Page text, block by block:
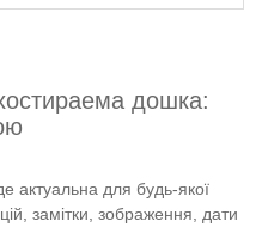
дошка:
актуальна для будь-якої
замітки, зображення, дати